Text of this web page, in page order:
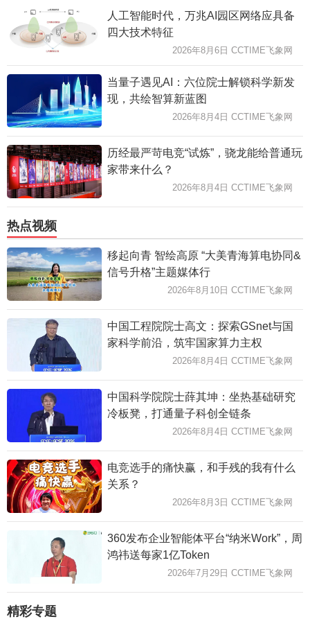
人工智能时代，万兆AI园区网络应具备
四大技术特征
2026年8月6日 CCTIME飞象网
当量子遇见AI：六位院士解锁科学新发
现，共绘智算新蓝图
2026年8月4日 CCTIME飞象网
历经最严苛电竞“试炼”，骁龙能给普通玩
家带来什么？
2026年8月4日 CCTIME飞象网
热点视频
移起向青 智绘高原 “大美青海算电协同&
信号升格”主题媒体行
2026年8月10日 CCTIME飞象网
中国工程院院士高文：探索GSnet与国
家科学前沿，筑牢国家算力主权
2026年8月4日 CCTIME飞象网
中国科学院院士薛其坤：坐热基础研究
冷板凳，打通量子科创全链条
2026年8月4日 CCTIME飞象网
电竞选手的痛快赢，和手残的我有什么
关系？
2026年8月3日 CCTIME飞象网
360发布企业智能体平台“纳米Work”，周
鸿祎送每家1亿Token
2026年7月29日 CCTIME飞象网
精彩专题